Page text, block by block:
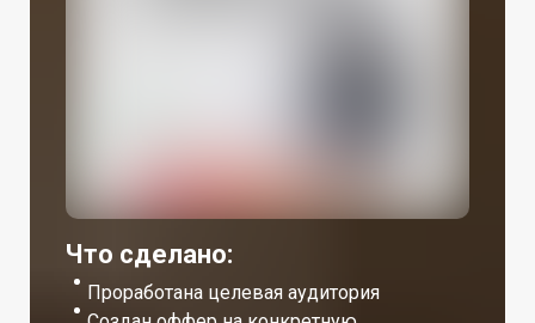
Что сделано:
Проработана целевая аудитория